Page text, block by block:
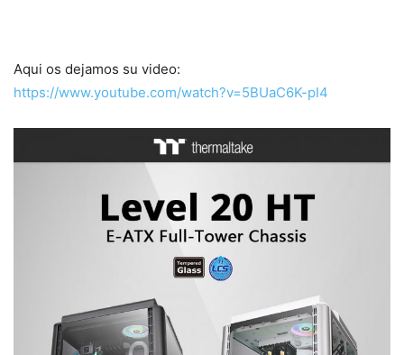
Aqui os dejamos su video:
https://www.youtube.com/watch?v=5BUaC6K-pI4